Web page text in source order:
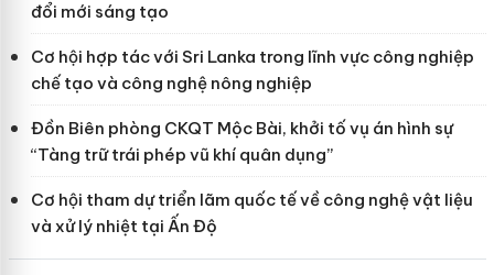
đổi mới sáng tạo
Cơ hội hợp tác với Sri Lanka trong lĩnh vực công nghiệp
chế tạo và công nghệ nông nghiệp
Đồn Biên phòng CKQT Mộc Bài, khởi tố vụ án hình sự
“Tàng trữ trái phép vũ khí quân dụng”
Cơ hội tham dự triển lãm quốc tế về công nghệ vật liệu
và xử lý nhiệt tại Ấn Độ